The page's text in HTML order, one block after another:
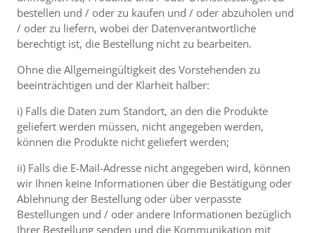
bestellen und / oder zu kaufen und / oder abzuholen und
/ oder zu liefern, wobei der Datenverantwortliche
berechtigt ist, die Bestellung nicht zu bearbeiten.
Ohne die Allgemeingültigkeit des Vorstehenden zu
beeinträchtigen und der Klarheit halber:
i) Falls die Daten zum Standort, an den die Produkte
geliefert werden müssen, nicht angegeben werden,
können die Produkte nicht geliefert werden;
ii) Falls die E-Mail-Adresse nicht angegeben wird, können
wir Ihnen keine Informationen über die Bestätigung oder
Ablehnung der Bestellung oder über verpasste
Bestellungen und / oder andere Informationen bezüglich
Ihrer Bestellung senden und die Kommunikation mit